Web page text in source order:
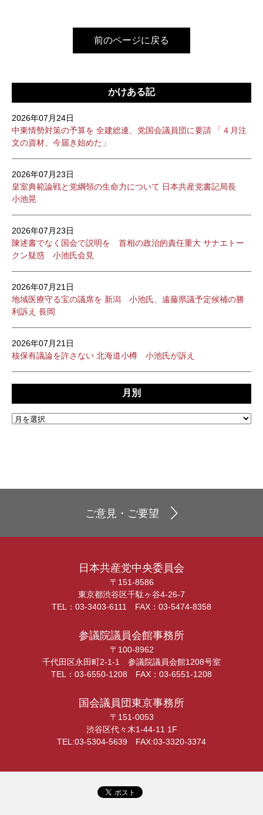
前のページに戻る
かけある記
2026年07月24日
中東情勢対策の予算を 全建総連、党国会議員団に要請 「４月注
文の資材、今届き始めた」
2026年07月23日
皇室典範論戦と党綱領の生命力について 日本共産党書記局長
小池晃
2026年07月23日
陳述書でなく国会で説明を 首相の政治的責任重大 サナエトー
クン疑惑 小池氏会見
2026年07月21日
地域医療守る宝の議席を 新潟 小池氏、遠藤県議予定候補の勝
利訴え 長岡
2026年07月21日
核保有議論を許さない 北海道小樽 小池氏が訴え
月別
ご意見・ご要望
日本共産党中央委員会
〒151-8586
東京都渋谷区千駄ヶ谷4-26-7
TEL：03-3403-6111 FAX：03-5474-8358
参議院議員会館事務所
〒100-8962
千代田区永田町2-1-1 参議院議員会館1208号室
TEL：03-6550-1208 FAX：03-6551-1208
国会議員団東京事務所
〒151-0053
渋谷区代々木1-44-11 1F
TEL:03-5304-5639 FAX:03-3320-3374